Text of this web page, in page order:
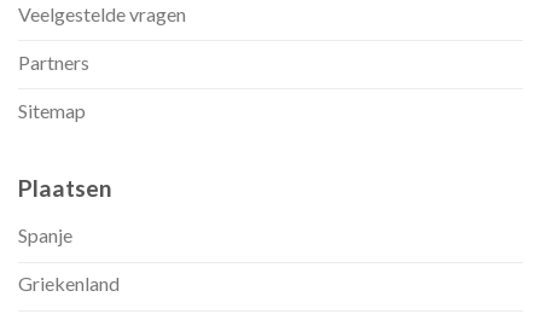
Veelgestelde vragen
Partners
Sitemap
Plaatsen
Spanje
Griekenland